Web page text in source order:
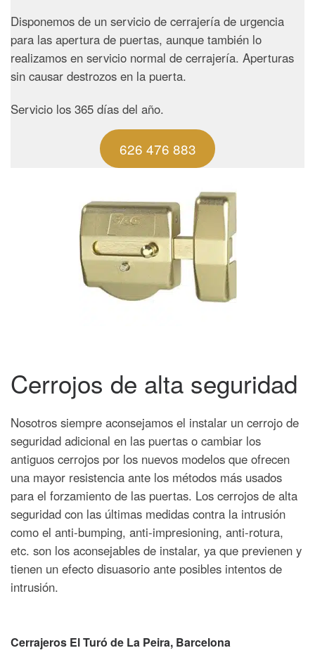
Disponemos de un servicio de cerrajería de urgencia
para las apertura de puertas, aunque también lo
realizamos en servicio normal de cerrajería. Aperturas
sin causar destrozos en la puerta.
Servicio los 365 días del año.
626 476 883
Cerrojos de alta seguridad
Nosotros siempre aconsejamos el instalar un cerrojo de
seguridad adicional en las puertas o cambiar los
antiguos cerrojos por los nuevos modelos que ofrecen
una mayor resistencia ante los métodos más usados
para el forzamiento de las puertas. Los cerrojos de alta
seguridad con las últimas medidas contra la intrusión
como el anti-bumping, anti-impresioning, anti-rotura,
etc. son los aconsejables de instalar, ya que previenen y
tienen un efecto disuasorio ante posibles intentos de
intrusión.
Cerrajeros El Turó de La Peira, Barcelona